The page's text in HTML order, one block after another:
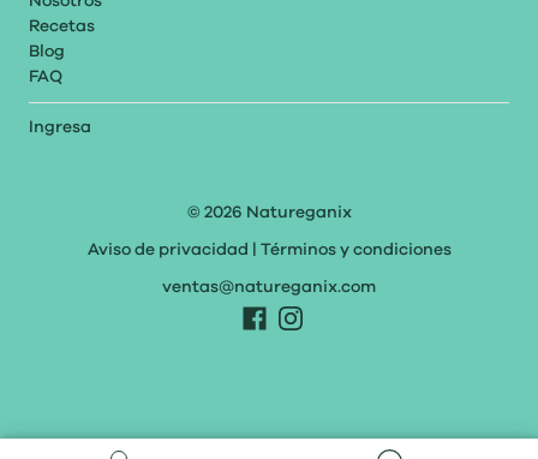
Recetas
Blog
FAQ
Ingresa
© 2026 Natureganix
Aviso de privacidad Términos y condiciones
ventas@natureganix.com